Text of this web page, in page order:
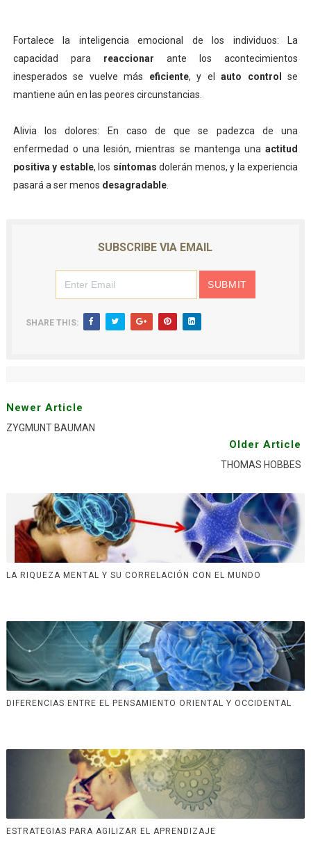
Fortalece la inteligencia emocional de los individuos: La
capacidad para reaccionar ante los acontecimientos
inesperados se vuelve más eficiente, y el auto control
se
mantiene aún en las peores circunstancias.
Alivia los dolores: En caso de que se padezca de una
enfermedad o una lesión, mientras se mantenga unaactitud
positiva y estable, los síntomas dolerán menos, y la experiencia
pasará a ser menos desagradable.
SUBSCRIBE VIA EMAIL
SHARE THIS:
Newer Article
ZYGMUNT BAUMAN
Older Article
THOMAS HOBBES
LA RIQUEZA MENTAL Y SU CORRELACIÓN CON EL MUNDO
DIFERENCIAS ENTRE EL PENSAMIENTO ORIENTAL Y OCCIDENTAL
ESTRATEGIAS PARA AGILIZAR EL APRENDIZAJE